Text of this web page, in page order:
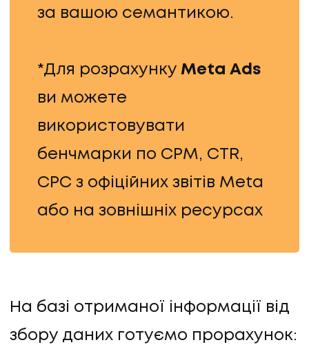
за вашою семантикою.
*Для розрахунку Meta Ads
ви можете
використовувати
бенчмарки по CPM, CTR,
CPC з офіційних звітів Meta
або на зовнішніх ресурсах
На базі отриманої інформації від
збору даних готуємо прорахунок: